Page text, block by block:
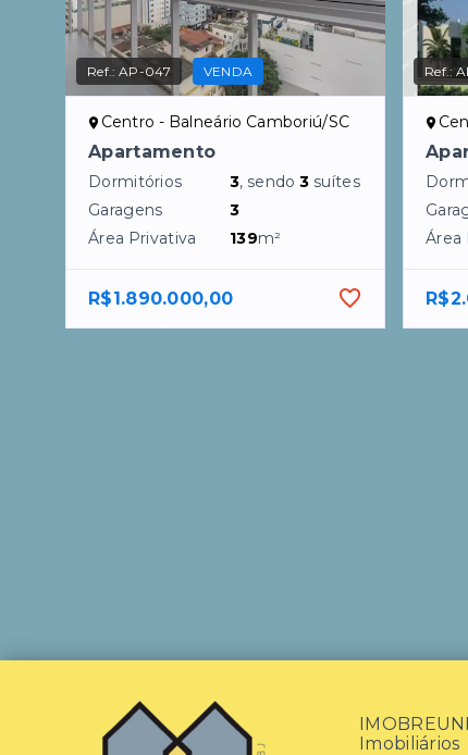
Ref.:AP-047 VENDA
Centro - Balneário Camboriú/SC
Apartamento
Dormitórios 3, sendo3 suítes
Garagens
3
Área Privativa
139m²
R$1.890.000,00
Ref.:
Área
Imobiliários